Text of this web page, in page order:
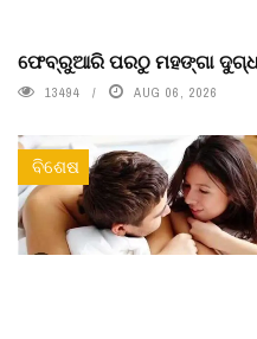
ଫେବ୍ରୁଆରି ପରଠୁ ମହଙ୍ଗା
13494 AUG 06, 2026
ବିଶେଷ